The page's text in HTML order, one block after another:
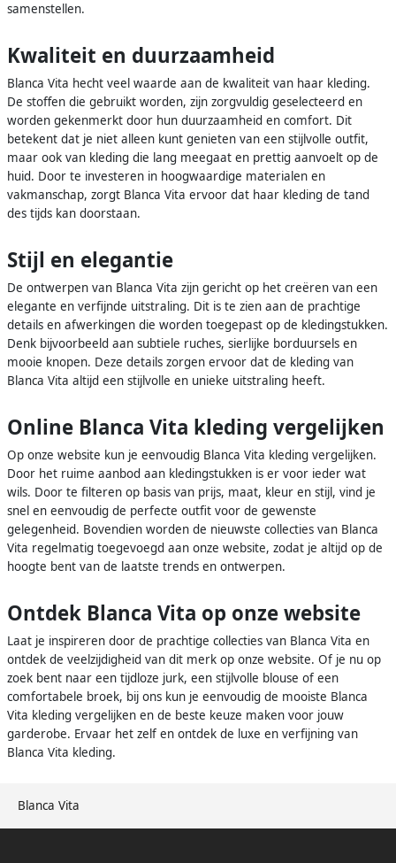
Blanca Vita
samenstellen.
Kwaliteit en duurzaamheid
Blanca Vita hecht veel waarde aan de kwaliteit van haar kleding.
De stoffen die gebruikt worden, zijn zorgvuldig geselecteerd en
worden gekenmerkt door hun duurzaamheid en comfort. Dit
betekent dat je niet alleen kunt genieten van een stijlvolle outfit,
maar ook van kleding die lang meegaat en prettig aanvoelt op de
huid. Door te investeren in hoogwaardige materialen en
vakmanschap, zorgt Blanca Vita ervoor dat haar kleding de tand
des tijds kan doorstaan.
Stijl en elegantie
De ontwerpen van Blanca Vita zijn gericht op het creëren van een
elegante en verfijnde uitstraling. Dit is te zien aan de prachtige
details en afwerkingen die worden toegepast op de kledingstukken.
Denk bijvoorbeeld aan subtiele ruches, sierlijke borduursels en
mooie knopen. Deze details zorgen ervoor dat de kleding van
Blanca Vita altijd een stijlvolle en unieke uitstraling heeft.
Online Blanca Vita kleding vergelijken
Op onze website kun je eenvoudig Blanca Vita kleding vergelijken.
Door het ruime aanbod aan kledingstukken is er voor ieder wat
wils. Door te filteren op basis van prijs, maat, kleur en stijl, vind je
snel en eenvoudig de perfecte outfit voor de gewenste
gelegenheid. Bovendien worden de nieuwste collecties van Blanca
Vita regelmatig toegevoegd aan onze website, zodat je altijd op de
hoogte bent van de laatste trends en ontwerpen.
Ontdek Blanca Vita op onze website
Laat je inspireren door de prachtige collecties van Blanca Vita en
ontdek de veelzijdigheid van dit merk op onze website. Of je nu op
zoek bent naar een tijdloze jurk, een stijlvolle blouse of een
comfortabele broek, bij ons kun je eenvoudig de mooiste Blanca
Vita kleding vergelijken en de beste keuze maken voor jouw
garderobe. Ervaar het zelf en ontdek de luxe en verfijning van
Blanca Vita kleding.